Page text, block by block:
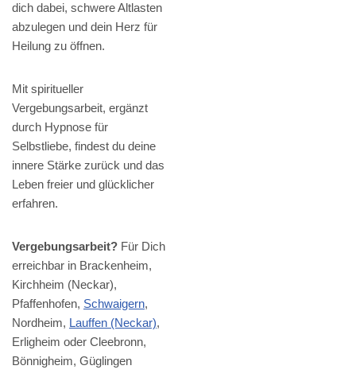
dich dabei, schwere Altlasten
abzulegen und dein Herz für
Heilung zu öffnen.
Mit spiritueller
Vergebungsarbeit, ergänzt
durch Hypnose für
Selbstliebe, findest du deine
innere Stärke zurück und das
Leben freier und glücklicher
erfahren.
Vergebungsarbeit? Für Dich
erreichbar in Brackenheim,
Kirchheim (Neckar),
Pfaffenhofen, Schwaigern,
Nordheim, Lauffen (Neckar),
Erligheim oder Cleebronn,
Bönnigheim, Güglingen